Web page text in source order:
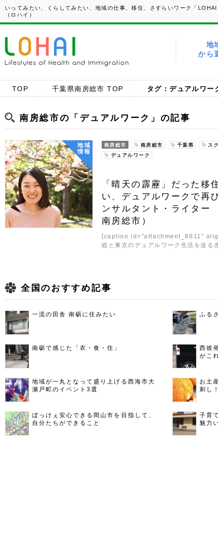
いってみたい、くらしてみたい、地域の仕事、移住、さすらいワーク「
（ロハイ）
地
から
TOP 千葉県南房総市 TOP タグ：デュアルワー
南房総市の「デュアルワーク」の記事
地域
情報
南房総市 南房総市 千葉県
ス
デュアルワーク
「晴天の霹靂」だった移
い、デュアルワークで再
ンサルタント・ライタ
南房総市）
[caption id="attachment_8611"
総と東京のデュアルワーク生活を送
全国のおすすめ記事
一流の田舎 南砺に住みたい ふる
南砺で感じた「衣・食・住」
西彼
がこ
地域が一丸となって盛り上げる西海市大
瀬戸町のイベント3選
お土
刺し
ぼっけぇ安心できる岡山市を目指して、
自分たちができること
子育
魅力